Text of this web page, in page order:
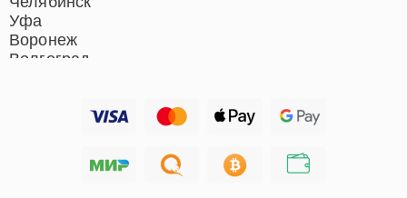
Уфа
Воронеж
Волгоград
Хабаровск